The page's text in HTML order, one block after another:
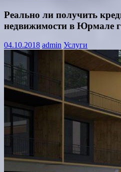
Реально ли получить
недвижимости в Юрмале
04.10.2018 admin Услуги